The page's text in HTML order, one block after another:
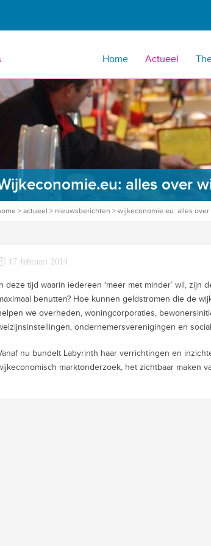
Home Actueel
alles over
> actueel > nieuwsberichten > wijkeconomie.eu: alles
17 februari 2014
In deze tijd waarin iedereen ‘meer met minder’ wil,
benutten? Hoe kunnen geldstromen die de
we overheden, woningcorporaties,
ondernemersverenigingen en
nu bundelt Labyrinth haar verrichtingen en
marktonderzoek, het zichtbaar maken